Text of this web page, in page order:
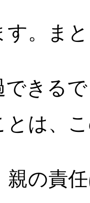
す。ま
きる
は、
親の責